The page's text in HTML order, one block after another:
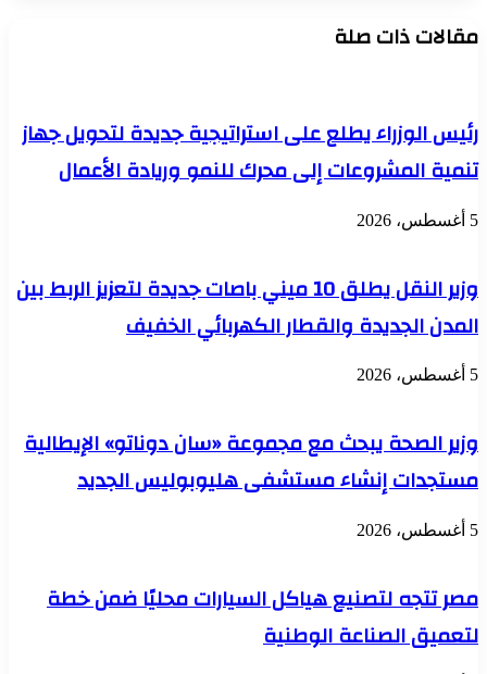
والهجرة
مع
الخارجية
العرب
الخدمات
مقالات ذات صلة
رئيس الوزراء يطلع على استراتيجية جديدة لتحويل جهاز
تنمية المشروعات إلى محرك للنمو وريادة الأعمال
5 أغسطس، 2026
وزير النقل يطلق 10 ميني باصات جديدة لتعزيز الربط بين
المدن الجديدة والقطار الكهربائي الخفيف
5 أغسطس، 2026
وزير الصحة يبحث مع مجموعة «سان دوناتو» الإيطالية
مستجدات إنشاء مستشفى هليوبوليس الجديد
5 أغسطس، 2026
مصر تتجه لتصنيع هياكل السيارات محليًا ضمن خطة
لتعميق الصناعة الوطنية